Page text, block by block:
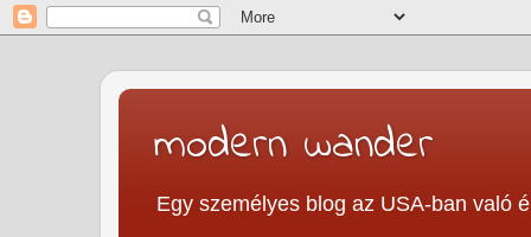
modern wander
Egy személyes blog az USA-ban való